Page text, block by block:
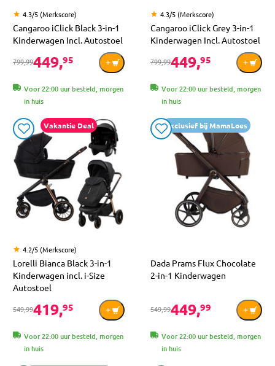
4.3/5 (Merkscore)
Cangaroo iClick Black 3-in-1
Kinderwagen Incl. Autostoel
799,99449,95
Voor 22:00 uur besteld, morgen
in huis
4.3/5 (Merkscore)
Cangaroo iClick Grey 3-in-1
Kinderwagen Incl. Autostoel
799,99449,95
Voor 22:00 uur besteld, morgen
in huis
Vakantie Deal
4.2/5 (Merkscore)
Lorelli Bianca Black 3-in-1
Kinderwagen incl. i-Size
Autostoel
549,99419,95
Voor 22:00 uur besteld, morgen
in huis
Exclusief bij MamaLoes
Dada Prams Flux Chocolate
2-in-1 Kinderwagen
549,99449,99
Voor 22:00 uur besteld, morgen
in huis